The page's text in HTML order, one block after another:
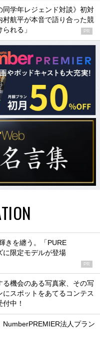
同学年レジェンド対談》初対
村航平が本音で語り合った競
れる」
PR
きを纏う。「PURE
に限定モデルが登場
PR
る機会のある写真家、その写
スポットをあてるコンテス
中！
NumberPREMIER法人プラン